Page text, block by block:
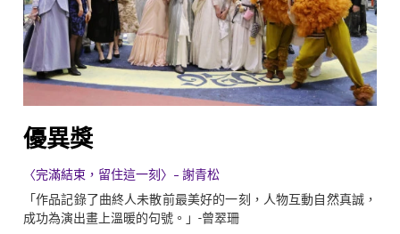
優異獎
〈完滿結束，留住這一刻〉- 謝青松
「作品記錄了曲終人未散前最美好的一刻，人物互動自然真誠，
成功為演出畫上溫暖的句號。」-曾翠珊